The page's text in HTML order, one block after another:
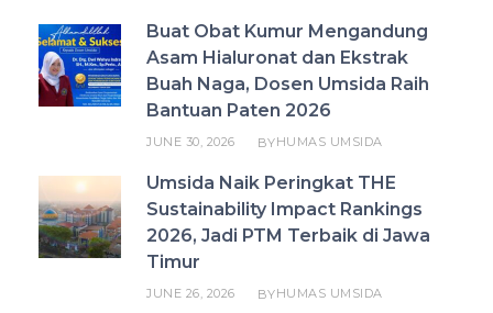
Buat Obat Kumur Mengandung
Asam Hialuronat dan Ekstrak
Buah Naga, Dosen Umsida Raih
Bantuan Paten 2026
JUNE 30, 2026 BYHUMAS UMSIDA
Umsida Naik Peringkat THE
Sustainability Impact Rankings
2026, Jadi PTM Terbaik di Jawa
Timur
JUNE 26, 2026 BYHUMAS UMSIDA